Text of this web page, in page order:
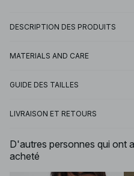
DESCRIPTION DES PRODUITS
MATERIALS AND CARE
GUIDE DES TAILLES
LIVRAISON ET RETOURS
D'autres personnes qui ont
acheté